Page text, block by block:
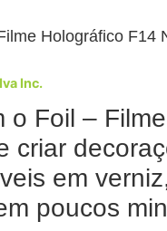
Holográfico F14
Iva Inc.
o Foil –
criar
em
poucos